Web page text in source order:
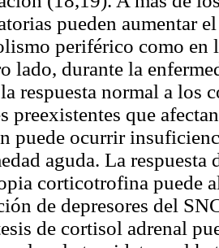
pueden aumentar
periférico como en
lado, durante la
respuesta normal a los
preexistentes que
puede ocurrir
aguda. La
corticotrofina puede
de depresores del
de cortisol adrenal